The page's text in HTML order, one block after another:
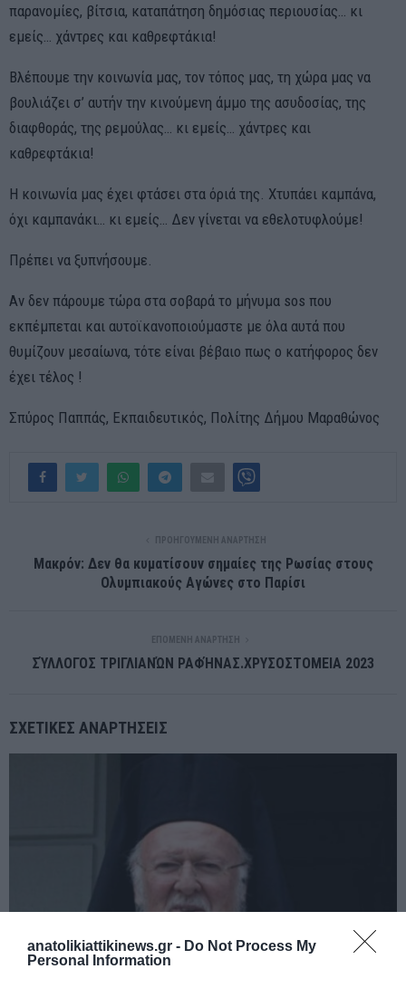
anatolikiattikinews.gr - Do Not Process My
Personal Information
παρανομίες, βίτσια, καταπάτηση δημόσιας περιουσίας… κι
εμείς… χάντρες και καθρεφτάκια!
Βλέπουμε την κοινωνία μας, τον τόπος μας, τη χώρα μας να
βουλιάζει σ’ αυτήν την κινούμενη άμμο της ασυδοσίας, της
διαφθοράς, της ρεμούλας… κι εμείς… χάντρες και
καθρεφτάκια!
Η κοινωνία μας έχει φτάσει στα όριά της. Χτυπάει καμπάνα,
όχι καμπανάκι… κι εμείς… Δεν γίνεται να εθελοτυφλούμε!
Πρέπει να ξυπνήσουμε.
Αν δεν πάρουμε τώρα στα σοβαρά το μήνυμα sos που
εκπέμπεται και αυτοϊκανοποιούμαστε με όλα αυτά που
θυμίζουν μεσαίωνα, τότε είναι βέβαιο πως ο κατήφορος δεν
έχει τέλος !
Σπύρος Παππάς, Εκπαιδευτικός, Πολίτης Δήμου Μαραθώνος
ΠΡΟΗΓΟΎΜΕΝΗ ΑΝΆΡΤΗΣΗ
Μακρόν: Δεν θα κυματίσουν σημαίες της Ρωσίας στους
Ολυμπιακούς Αγώνες στο Παρίσι
ΕΠΌΜΕΝΗ ΑΝΆΡΤΗΣΗ
ΣΎΛΛΟΓΟΣ ΤΡΙΓΛΙΑΝΏΝ ΡΑΦΉΝΑΣ.ΧΡΥΣΟΣΤΟΜΕΙΑ 2023
ΣΧΕΤΙΚΈΣ ΑΝΑΡΤΉΣΕΙΣ